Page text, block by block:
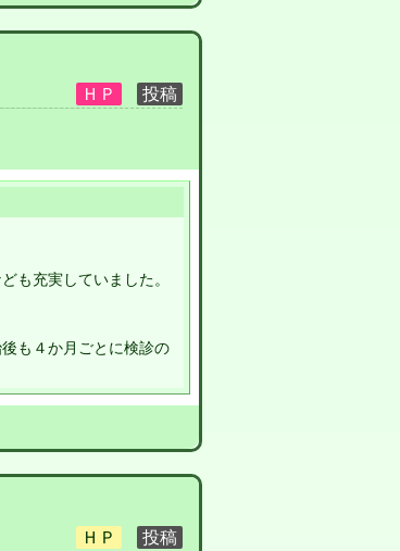
も充実していました。
も４か月ごとに検診の